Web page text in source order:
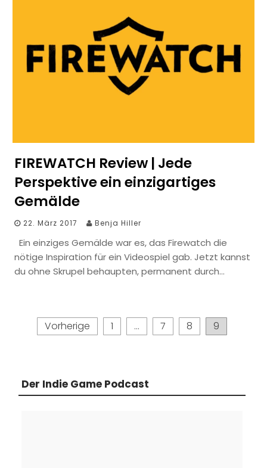
FIREWATCH Review | Jede
Perspektive ein einzigartiges
Gemälde
22. März 2017 Benja Hiller
Ein einziges Gemälde war es, das Firewatch die
nötige Inspiration für ein Videospiel gab. Jetzt kannst
du ohne Skrupel behaupten, permanent durch…
Seitennummerierung
Vorherige 1 … 7 8 9
Der Indie Game Podcast